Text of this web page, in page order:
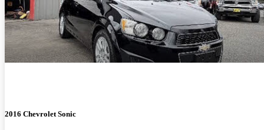
2016 Chevrolet Sonic